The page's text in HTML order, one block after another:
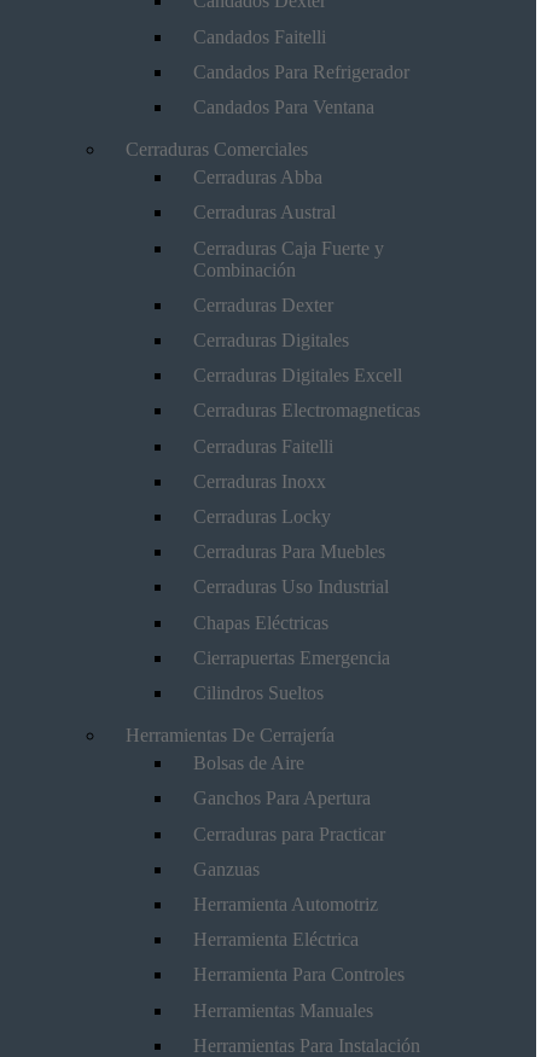
Candados Faitelli
Candados Para Refrigerador
Candados Para Ventana
Cerraduras Comerciales
Cerraduras Abba
Cerraduras Austral
Cerraduras Caja Fuerte y
Combinación
Cerraduras Dexter
Cerraduras Digitales
Cerraduras Digitales Excell
Cerraduras Electromagneticas
Cerraduras Faitelli
Cerraduras Inoxx
Cerraduras Locky
Cerraduras Para Muebles
Cerraduras Uso Industrial
Chapas Eléctricas
Cierrapuertas Emergencia
Cilindros Sueltos
Herramientas De Cerrajería
Bolsas de Aire
Ganchos Para Apertura
Cerraduras para Practicar
Ganzuas
Herramienta Automotriz
Herramienta Eléctrica
Herramienta Para Controles
Herramientas Manuales
Herramientas Para Instalación